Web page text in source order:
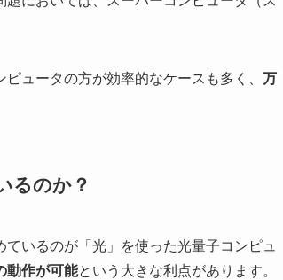
ュータの方が効率的なケースも多く、 万
るのか？
いるのが「光」を使った光量子コンピュ
動作が可能という大きな利点があります。